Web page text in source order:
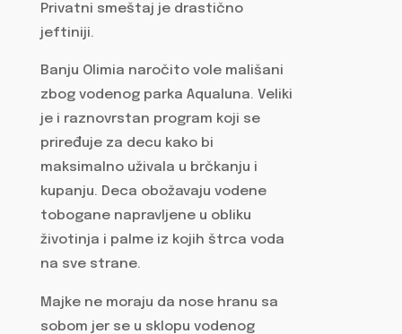
Privatni smeštaj je drastično
jeftiniji.
Banju Olimia naročito vole mališani
zbog vodenog parka Aqualuna. Veliki
je i raznovrstan program koji se
priređuje za decu kako bi
maksimalno uživala u brčkanju i
kupanju. Deca obožavaju vodene
tobogane napravljene u obliku
životinja i palme iz kojih štrca voda
na sve strane.
Majke ne moraju da nose hranu sa
sobom jer se u sklopu vodenog